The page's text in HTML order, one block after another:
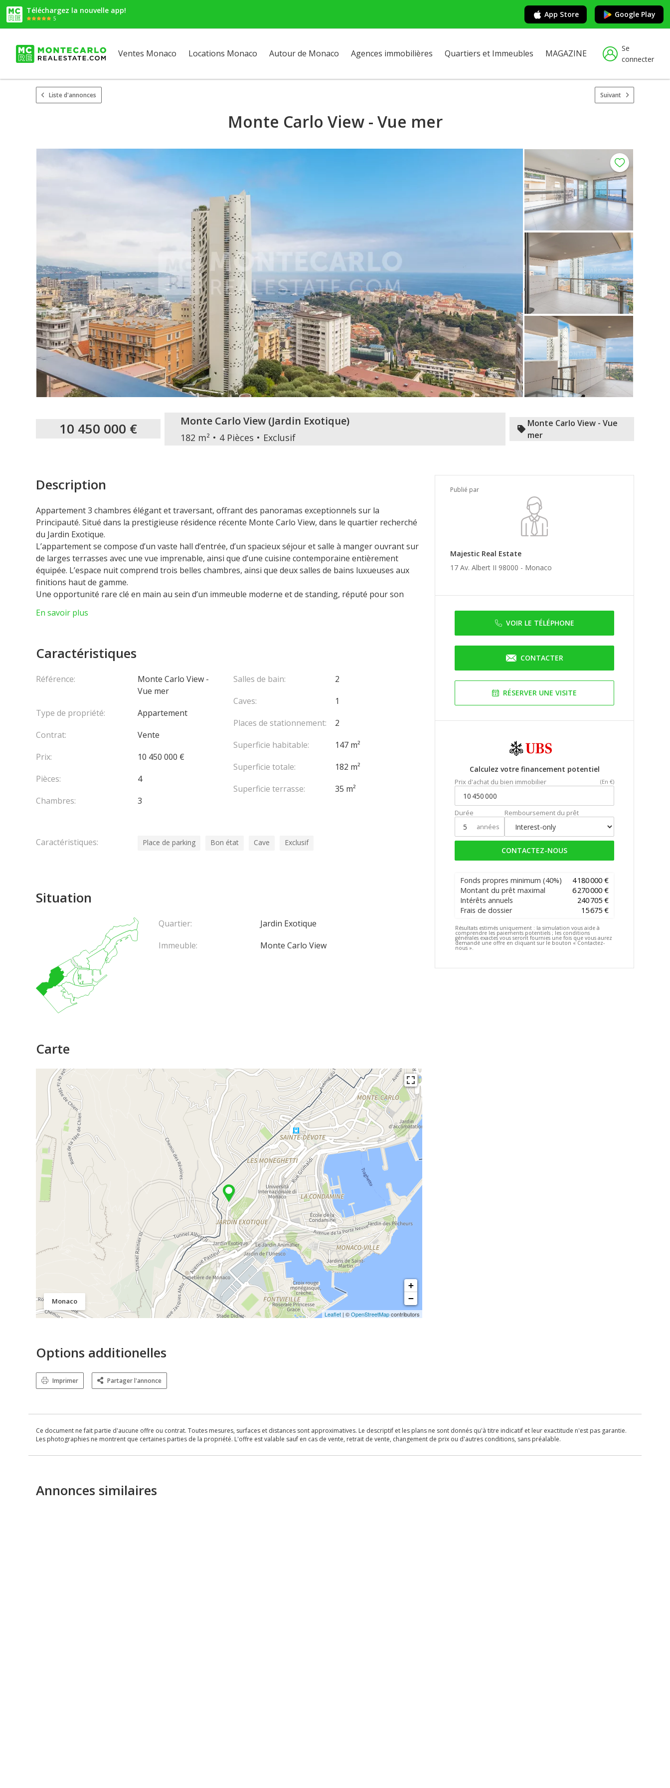
Téléchargez la nouvelle app!
5 App Store Google Play
Ventes Monaco Locations Monaco Autour de Monaco Agences immobilières Quartiers et Immeubles MAGAZINE
Se
connecter
Liste d'annonces Suivant
Monte Carlo View - Vue mer
10 450 000 € Monte Carlo View (Jardin Exotique)
182 m² 4 Pièces Exclusif
Monte Carlo View - Vue
mer
Publié par
Majestic Real Estate
17 Av. Albert II 98000 - Monaco
VOIR LE TÉLÉPHONE
CONTACTER
RÉSERVER UNE VISITE
Calculez votre financement potentiel
Prix d'achat du bien immobilier (En €)
Durée
années
Remboursement du prêt
CONTACTEZ-NOUS
Fonds propres minimum (40%)
4 180 000 €
Montant du prêt maximal
6 270 000 €
Intérêts annuels
240 705 €
Frais de dossier
15 675 €
Résultats estimés uniquement : la simulation vous aide à
comprendre les paiements potentiels ; les conditions
générales exactes vous seront fournies une fois que vous aurez
demandé une offre en cliquant sur le bouton « Contactez-
nous ».
Description
Appartement 3 chambres élégant et traversant, offrant des panoramas exceptionnels sur la
Principauté. Situé dans la prestigieuse résidence récente Monte Carlo View, dans le quartier recherché
du Jardin Exotique.
L’appartement se compose d’un vaste hall d’entrée, d’un spacieux séjour et salle à manger ouvrant sur
de larges terrasses avec une vue imprenable, ainsi que d’une cuisine contemporaine entièrement
équipée. L’espace nuit comprend trois belles chambres, ainsi que deux salles de bains luxueuses aux
finitions haut de gamme.
Une opportunité rare clé en main au sein d’un immeuble moderne et de standing, réputé pour son
Vendu avec une cave et deux places de parking privées
En savoir plus
Caractéristiques
Référence:
Monte Carlo View -
Vue mer
Type de propriété:
Appartement
Contrat:
Vente
Prix:
10 450 000 €
Pièces:
4
Chambres:
3
Salles de bain:
2
Caves:
1
Places de stationnement:
2
Superficie habitable:
147 m²
Superficie totale:
182 m²
Superficie terrasse:
35 m²
Caractéristiques: Place de parking Bon état Cave Exclusif
Situation
Quartier:
Jardin Exotique
Immeuble:
Monte Carlo View
Carte
Monaco
+
−
Leaflet | ©OpenStreetMapcontributors
Options additionelles
Imprimer Partager l'annonce
Ce document ne fait partie d'aucune offre ou contrat. Toutes mesures, surfaces et distances sont approximatives. Le descriptif et les plans ne sont donnés qu'à titre indicatif et leur exactitude n'est pas garantie.
Les photographies ne montrent que certaines parties de la propriété. L'offre est valable sauf en cas de vente, retrait de vente, changement de prix ou d'autres conditions, sans préalable.
Annonces similaires